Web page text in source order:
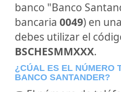
banco "Banco
bancaria 0049) en
debes utilizar el
BSCHESMMXXX.
¿CÚAL ES EL NÚMERO
BANCO SANTANDER?